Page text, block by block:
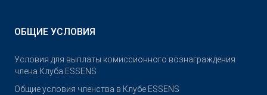
ОБЩИЕ УСЛОВИЯ
Условия для выплаты комиссионного вознаграждения
члена Клуба ESSENS
Общие условия членства в Клубе ESSENS